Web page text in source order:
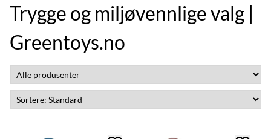
Trygge og miljøvennlige valg |
Greentoys.no